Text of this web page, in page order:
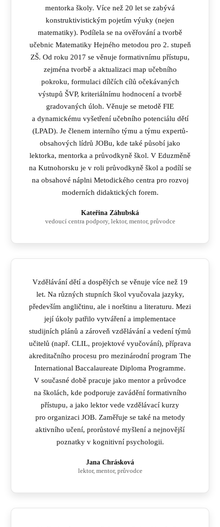
mentorka školy. Více než 20 let se zabývá
konstruktivistickým pojetím výuky (nejen
matematiky). Podílela se na ověřování a tvorbě
učebnic Matematiky Hejného metodou pro 2. stupeň
ZŠ. Od roku 2017 se věnuje formativnímu přístupu,
zejména tvorbě a aktualizaci map učebního
pokroku, formulaci dílčích cílů očekávaných
výstupů ŠVP, kriteriálnímu hodnocení a tvorbě
gradovaných úloh. Věnuje se metodě FIE
a dynamickému vyšetření učebního potenciálu dětí
(LPAD). Je členem interního týmu a týmu expertů-
obsahových lídrů JOBu, kde také působí jako
lektorka, mentorka a průvodkyně škol. V Eduzměně
na Kutnohorsku je v roli průvodkyně škol a podílí se
na obsahové náplni Metodického centra pro rozvoj
moderních didaktických forem.
Kateřina Záhubská
vedoucí centra podpory, lektor, mentor, průvodce
Vzdělávání dětí a dospělých se věnuje více než 19
let. Na různých stupních škol vyučovala jazyky,
především angličtinu, ale i norštinu a literaturu. Mezi
její úkoly patřilo vytváření a implementace
studijních plánů a zároveň vzdělávání a vedení týmů
učitelů (např. CLIL, projektové vyučování), příprava
akreditačního procesu pro mezinárodní program The
International Baccalaureate Diploma Programme.
V současné době pracuje jako mentor a průvodce
na školách, kde podporuje zavádění formativního
přístupu, a jako lektor vede vzdělávací kurzy
pro organizaci JOB. Zaměřuje se také na metody
aktivního učení, prorůstové myšlení a nejnovější
poznatky v kognitivní psychologii.
Jana Chrásková
lektor, mentor, průvodce